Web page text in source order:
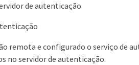
de autenticação
remota e configurado o serviço de
no servidor de autenticação.